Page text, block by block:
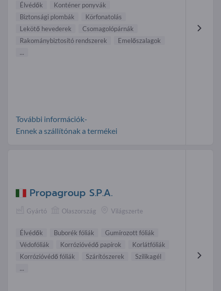
Élvédők
Konténer ponyvák
Biztonsági plombák
Körfonatolás
Lekötő hevederek
Csomagolópárnák
Rakománybiztosító rendszerek
Emelőszalagok
...
További információk-
Ennek a szállítónak a termékei
Propagroup S.P.A.
Gyártó Olaszország Világszerte
Élvédők Buborék fóliák
Gumírozott fóliák
Védofóliák
Korrózióvédő papírok
Korlátfóliák
Korrózióvédő fóliák
Szárítószerek
Szilikagél
...